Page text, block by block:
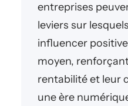
entreprises
leviers sur
influencer
moyen,
rentabilité et leur
une ère